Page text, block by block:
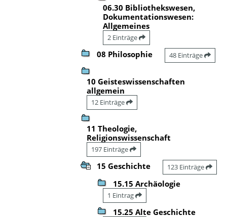
06.30 Bibliothekswesen,
Dokumentationswesen:
Allgemeines
2 Einträge
08 Philosophie 48 Einträge
10 Geisteswissenschaften
allgemein
12 Einträge
11 Theologie,
Religionswissenschaft
197 Einträge
15 Geschichte 123 Einträge
15.15 Archäologie
1 Eintrag
15.25 Alte Geschichte